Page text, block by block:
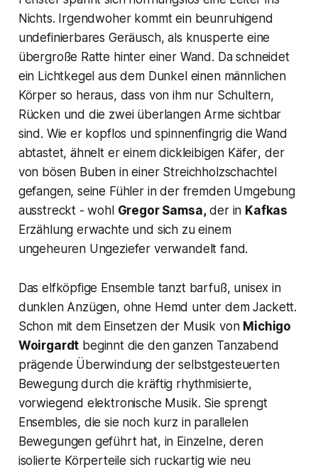
Nichts. Irgendwoher kommt ein beunruhigend
undefinierbares Geräusch, als knusperte eine
übergroße Ratte hinter einer Wand. Da schneidet
ein Lichtkegel aus dem Dunkel einen männlichen
Körper so heraus, dass von ihm nur Schultern,
Rücken und die zwei überlangen Arme sichtbar
sind. Wie er kopflos und spinnenfingrig die Wand
abtastet, ähnelt er einem dickleibigen Käfer, der
von bösen Buben in einer Streichholzschachtel
gefangen, seine Fühler in der fremden Umgebung
ausstreckt - wohl Gregor Samsa, der in Kafkas
Erzählung erwachte und sich zu einem
ungeheuren Ungeziefer verwandelt fand.
Das elfköpfige Ensemble tanzt barfuß, unisex in
dunklen Anzügen, ohne Hemd unter dem Jackett.
Schon mit dem Einsetzen der Musik von Michigo
Woirgardt beginnt die den ganzen Tanzabend
prägende Überwindung der selbstgesteuerten
Bewegung durch die kräftig rhythmisierte,
vorwiegend elektronische Musik. Sie sprengt
Ensembles, die sie noch kurz in parallelen
Bewegungen geführt hat, in Einzelne, deren
isolierte Körperteile sich ruckartig wie neu